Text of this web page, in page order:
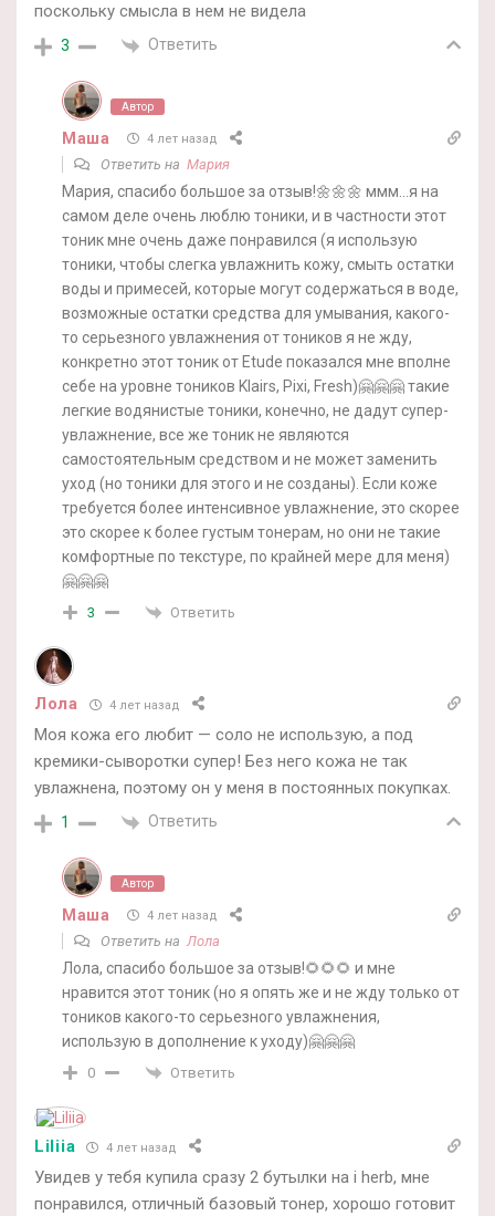
поскольку смысла в нем не видела
3 Ответить
Автор
Маша 4 лет назад
Ответить на Мария
Мария, спасибо большое за отзыв!🌼🌼🌼 ммм…я на
самом деле очень люблю тоники, и в частности этот
тоник мне очень даже понравился (я использую
тоники, чтобы слегка увлажнить кожу, смыть остатки
воды и примесей, которые могут содержаться в воде,
возможные остатки средства для умывания, какого-
то серьезного увлажнения от тоников я не жду,
конкретно этот тоник от Etude показался мне вполне
себе на уровне тоников Klairs, Pixi, Fresh)🤗🤗🤗 такие
легкие водянистые тоники, конечно, не дадут супер-
увлажнение, все же тоник не являются
самостоятельным средством и не может заменить
уход (но тоники для этого и не созданы). Если коже
требуется более интенсивное увлажнение, это скорее
это скорее к более густым тонерам, но они не такие
комфортные по текстуре, по крайней мере для меня)
🤗🤗🤗
3 Ответить
Лола 4 лет назад
Моя кожа его любит — соло не использую, а под
кремики-сыворотки супер! Без него кожа не так
увлажнена, поэтому он у меня в постоянных покупках.
1 Ответить
Автор
Маша 4 лет назад
Ответить на Лола
Лола, спасибо большое за отзыв!🌻🌻🌻 и мне
нравится этот тоник (но я опять же и не жду только от
тоников какого-то серьезного увлажнения,
использую в дополнение к уходу)🤗🤗🤗
0 Ответить
Liliia 4 лет назад
Увидев у тебя купила сразу 2 бутылки на i herb, мне
понравился, отличный базовый тонер, хорошо готовит